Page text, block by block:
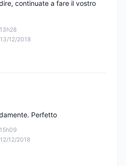
12/2018
continuate a fare il vostro
12/2018
Perfetto